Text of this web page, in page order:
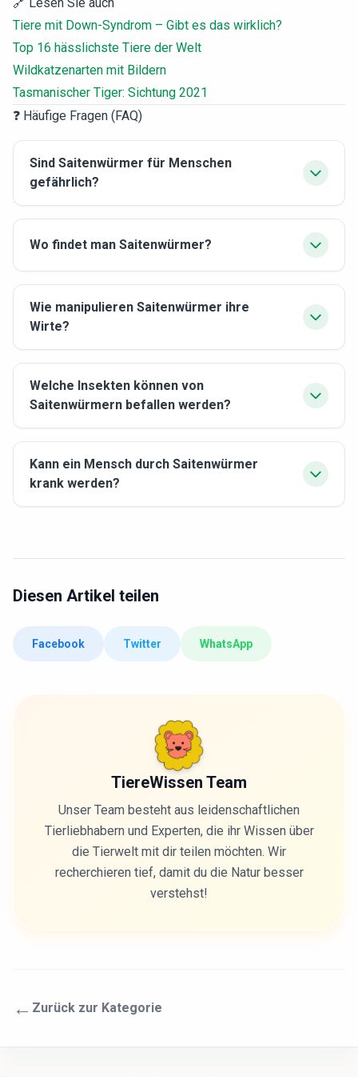
Tiere mit Down-Syndrom – Gibt es das wirklich?
Top 16 hässlichste Tiere der Welt
Wildkatzenarten mit Bildern
Tasmanischer Tiger: Sichtung 2021
❓ Häufige Fragen (FAQ)
Sind Saitenwürmer für Menschen
gefährlich?
Wo findet man Saitenwürmer?
Wie manipulieren Saitenwürmer ihre
Wirte?
Welche Insekten können von
Saitenwürmern befallen werden?
Kann ein Mensch durch Saitenwürmer
krank werden?
Diesen Artikel teilen
Facebook Twitter WhatsApp
TiereWissen Team
Unser Team besteht aus leidenschaftlichen
Tierliebhabern und Experten, die ihr Wissen über
die Tierwelt mit dir teilen möchten. Wir
recherchieren tief, damit du die Natur besser
verstehst!
← Zurück zur Kategorie